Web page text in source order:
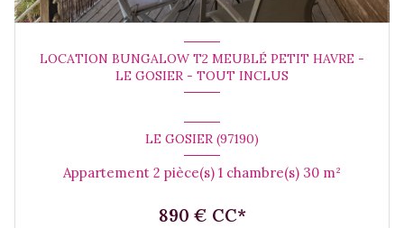
LOCATION BUNGALOW T2 MEUBLÉ PETIT HAVRE -
LE GOSIER - TOUT INCLUS
LE GOSIER (97190)
Appartement 2 pièce(s) 1 chambre(s) 30 m²
890 € CC*